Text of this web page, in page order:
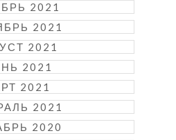
2021
2021
2021
2021
2021
2021
2020